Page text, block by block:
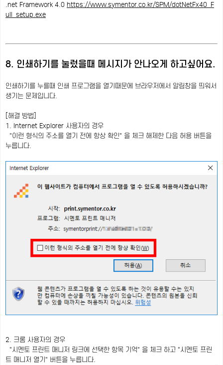
.net Framework 4.0 https://www.symentor.co.kr/SPM/dotNetFx40_F
ull_setup.exe
8. 인쇄하기를 눌렀을때 메시지가 안나오게 하고싶어요.
인쇄하기를 누를때 인쇄 프로그램을 열기때문에 브라우저에서 알림창을 띄워서
생기는 문제입니다.
[해결 방법]
1. Internet Explorer 사용자의 경우
"이런 형식의 주소를 열기 전에 항상 확인" 을 체크 해제한 다음 허용 버튼을
누릅니다.
2. 크롬 사용자의 경우
"시멘토 프린트 매니저 링크에 선택한 항목 기억" 을 체크 하고 "시멘토 프린
트 매니저 열기" 버튼을 누릅니다.